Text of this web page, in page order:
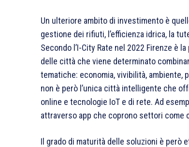
Un ulteriore ambito di investimento è
gestione dei rifiuti, l’efficienza idrica, la
Secondo l’I-City Rate nel 2022 Firenze è
delle città che viene determinato
tematiche: economia, vivibilità, ambiente,
non è però l’unica città intelligente che
online e tecnologie IoT e di rete. Ad
attraverso app che coprono settori come
Il grado di maturità delle soluzioni è però